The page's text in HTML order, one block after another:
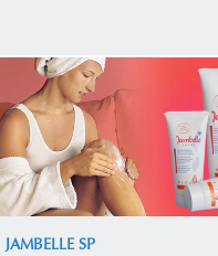
JAMBELLE SP